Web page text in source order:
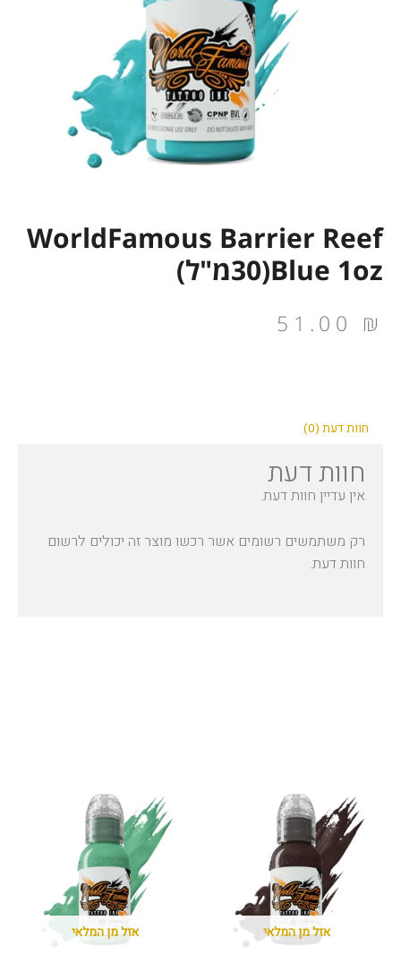
WorldFamous Barrier Reef
Blue 1oz(30מ"ל)
51.00 ₪
חוות דעת (0)
חוות דעת
אין עדיין חוות דעת.
רק משתמשים רשומים אשר רכשו מוצר זה יכולים לרשום
חוות דעת.
אזל מן המלאי אזל מן המלאי